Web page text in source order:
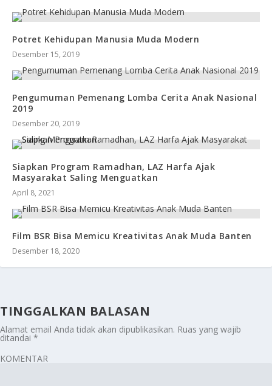
Potret Kehidupan Manusia Muda Modern
Desember 15, 2019
Pengumuman Pemenang Lomba Cerita Anak Nasional
2019
Desember 20, 2019
Siapkan Program Ramadhan, LAZ Harfa Ajak
Masyarakat Saling Menguatkan
April 8, 2021
Film BSR Bisa Memicu Kreativitas Anak Muda Banten
Desember 18, 2020
TINGGALKAN BALASAN
Alamat email Anda tidak akan dipublikasikan. Ruas yang wajib
ditandai *
KOMENTAR